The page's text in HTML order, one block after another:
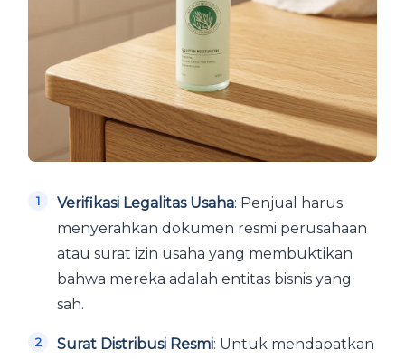
Verifikasi Legalitas Usaha: Penjual harus
menyerahkan dokumen resmi perusahaan
atau surat izin usaha yang membuktikan
bahwa mereka adalah entitas bisnis yang
sah.
Surat Distribusi Resmi: Untuk mendapatkan